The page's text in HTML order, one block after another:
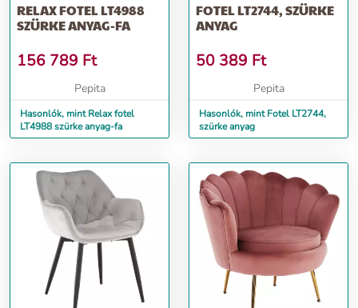
RELAX FOTEL LT4988
SZÜRKE ANYAG-FA
156 789 Ft
Pepita
Hasonlók, mint Relax fotel
LT4988 szürke anyag-fa
FOTEL LT2744, SZÜRKE
ANYAG
50 389 Ft
Pepita
Hasonlók, mint Fotel LT2744,
szürke anyag